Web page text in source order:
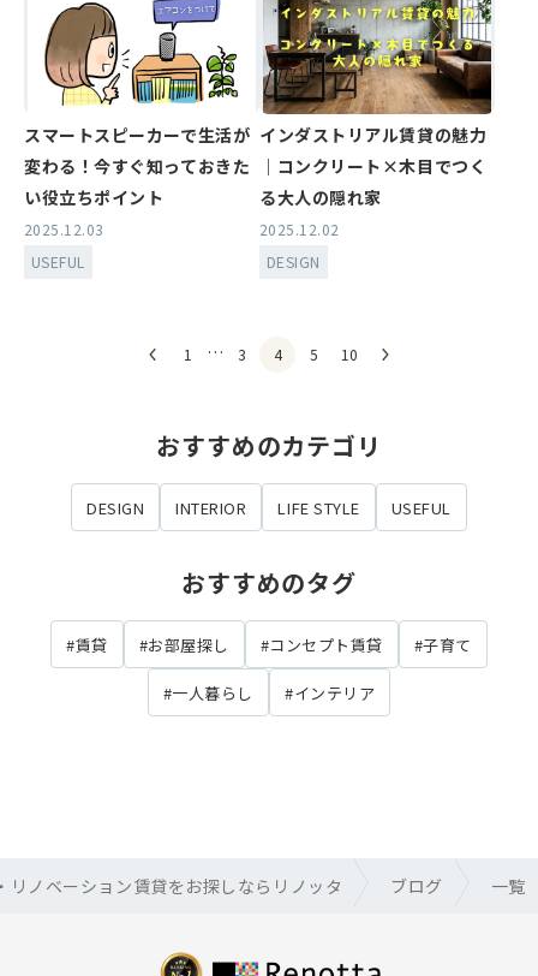
スマートスピーカーで生活が
変わる！今すぐ知っておきた
い役立ちポイント
2025.12.03
USEFUL
インダストリアル賃貸の魅力
｜コンクリート×木目でつく
る大人の隠れ家
2025.12.02
DESIGN
1 … 3 4 5 10
おすすめのカテゴリ
DESIGN INTERIOR LIFE STYLE USEFUL
おすすめのタグ
#賃貸 #お部屋探し #コンセプト賃貸 #子育て
#一人暮らし #インテリア
リノベーション賃貸をお探しならリノッタ ブログ 一覧